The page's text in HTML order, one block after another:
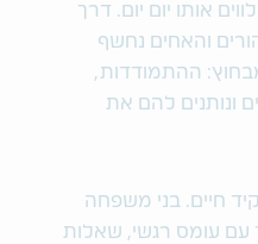
אותו יום יום. דרך
והאחים נחשף
ההתמודדות,
ונותנים להם את
חיים. בני משפחה
עם עומס רגשי, שאלות